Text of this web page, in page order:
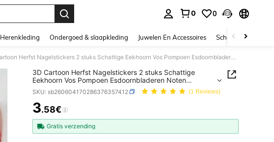
0 0
Herenkleding Ondergoed & slaapkleding Juwelen En Accessoires Schoonheid &
3D Cartoon Herfst Nagelstickers 2 stuks Schattige Eekhoorn Vos Pompoen Esdoornbladeren Noten Paddestoel Regenlaarzen Paraplu Ontwerp DIY Y2K Kawaii Herfst Zelfklevende Salon Manicure Tips Nagelkunst Decoratie Nagelbenodigdheden
3D Cartoon Herfst Nagelstickers 2 stuks Schattige
Eekhoorn Vos Pompoen Esdoornbladeren Noten
Paddestoel Regenlaarzen Paraplu Ontwerp DIY Y2K
Kawaii Herfst Zelfklevende Salon Manicure Tips
Nagelkunst Decoratie Nagelbenodigdheden
SKU: sb260604170286376357412 (1 Reviews)
PRICE AND AVAILABILITY
3.58€
Gratis verzending